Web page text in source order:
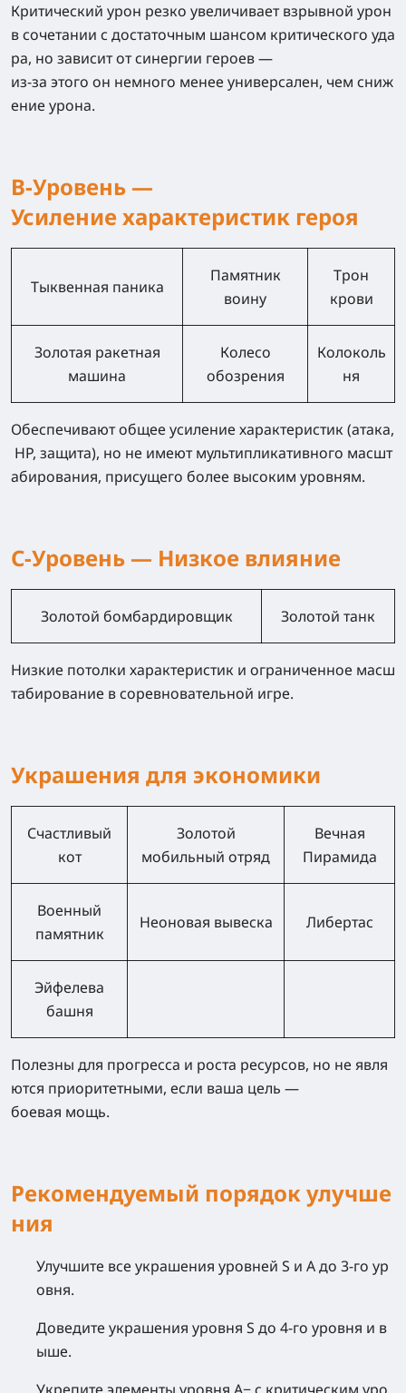
Критический урон резко увеличивает взрывной урон
в сочетании с достаточным шансом критического уда
ра, но зависит от синергии героев —
из‑за этого он немного менее универсален, чем сниж
ение урона.
B-Уровень —
Усиление характеристик героя
Тыквенная паника
Памятник
воину
Трон
крови
Золотая ракетная
машина
Колесо
обозрения
Колоколь
ня
Обеспечивают общее усиление характеристик (атака,
HP, защита), но не имеют мультипликативного масшт
абирования, присущего более высоким уровням.
C-Уровень — Низкое влияние
Золотой бомбардировщик Золотой танк
Низкие потолки характеристик и ограниченное масш
табирование в соревновательной игре.
Украшения для экономики
Счастливый
кот
Золотой
мобильный отряд
Вечная
Пирамида
Военный
памятник
Неоновая вывеска Либертас
Эйфелева
башня
Полезны для прогресса и роста ресурсов, но не явля
ются приоритетными, если ваша цель —
боевая мощь.
Рекомендуемый порядок улучше
ния
Улучшите все украшения уровней S и A до 3‑го ур
овня.
Доведите украшения уровня S до 4‑го уровня и в
ыше.